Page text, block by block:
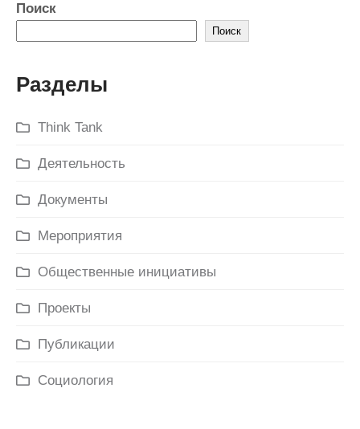
Поиск
Поиск
Разделы
Think Tank
Деятельность
Документы
Мероприятия
Общественные инициативы
Проекты
Публикации
Социология